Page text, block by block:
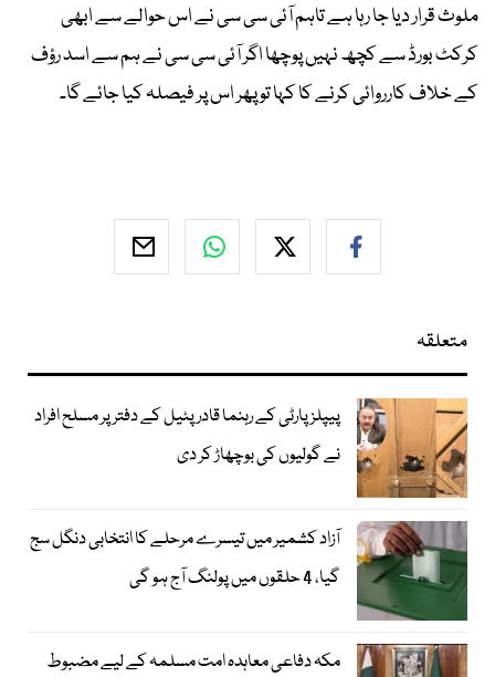
ملوث قرار دیا جا رہا ہے تاہم آئی سی سی نے اس حوالے سے ابھی
کرکٹ بورڈ سے کچھ نہیں پوچھا اگر آئی سی سی نے ہم سے اسد رؤف
کے خلاف کارروائی کرنے کا کہا تو پھر اس پر فیصلہ کیا جائے گا۔
متعلقہ
پیپلز پارٹی کے رہنما قادر پٹیل کے دفتر پر مسلح افراد
نے گولیوں کی بوچھاڑ کر دی
آزاد کشمیر میں تیسرے مرحلے کا انتخابی دنگل سج
گیا، 4 حلقوں میں پولنگ آج ہو گی
مکہ دفاعی معاہدہ امت مسلمہ کے لیے مضبوط